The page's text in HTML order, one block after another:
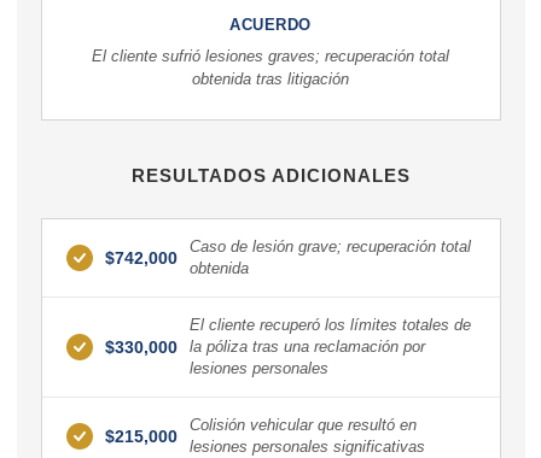
ACUERDO
El cliente sufrió lesiones graves; recuperación total
obtenida tras litigación
RESULTADOS ADICIONALES
$742,000
Caso de lesión grave; recuperación total
obtenida
$330,000
El cliente recuperó los límites totales de
la póliza tras una reclamación por
lesiones personales
$215,000
Colisión vehicular que resultó en
lesiones personales significativas